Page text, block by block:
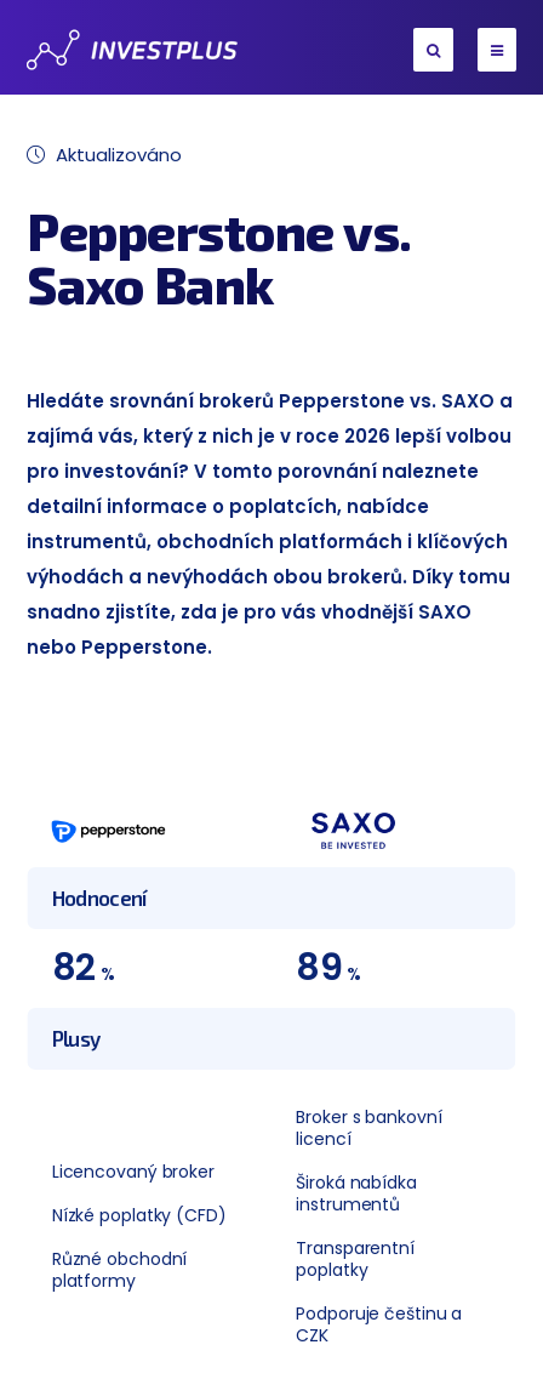
Aktualizováno
Pepperstone vs.
Saxo Bank
Hledáte srovnání brokerů Pepperstone vs. SAXO a
zajímá vás, který z nich je v roce 2026 lepší volbou
pro investování? V tomto porovnání naleznete
detailní informace o poplatcích, nabídce
instrumentů, obchodních platformách i klíčových
výhodách a nevýhodách obou brokerů. Díky tomu
snadno zjistíte, zda je pro vás vhodnější SAXO
nebo Pepperstone.
Hodnocení
82 % 89 %
Plusy
Licencovaný broker
Nízké poplatky (CFD)
Různé obchodní
platformy
Broker s bankovní
licencí
Široká nabídka
instrumentů
Transparentní
poplatky
Podporuje češtinu a
CZK